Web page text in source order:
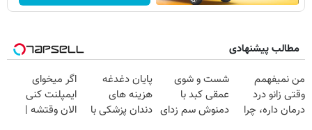
مطالب پیشنهادی
من نمیفهمم
وقتی زانو درد
درمان داره، چرا
شست و شوی
عمقی کبد با
دمنوش سم زدای
پایان دغدغه
هزینه های
دندان پزشکی با
اگر میخوای
ایمپلنت کنی
الان وقتشه |